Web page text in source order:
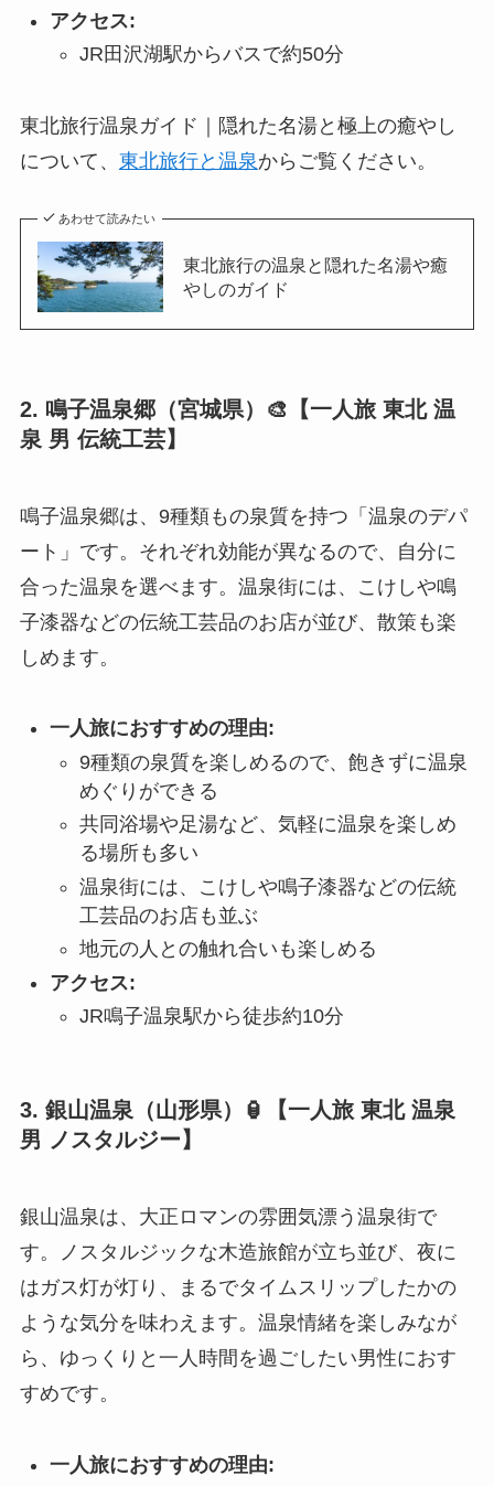
アクセス:
JR田沢湖駅からバスで約50分
東北旅行温泉ガイド｜隠れた名湯と極上の癒やし
について、 東北旅行と温泉からご覧ください。
あわせて読みたい
東北旅行の温泉と隠れた名湯や癒
やしのガイド
2. 鳴子温泉郷（宮城県）🎨【一人旅 東北 温
泉 男 伝統工芸】
鳴子温泉郷は、9種類もの泉質を持つ「温泉のデパ
ート」です。それぞれ効能が異なるので、自分に
合った温泉を選べます。温泉街には、こけしや鳴
子漆器などの伝統工芸品のお店が並び、散策も楽
しめます。
一人旅におすすめの理由:
9種類の泉質を楽しめるので、飽きずに温泉
めぐりができる
共同浴場や足湯など、気軽に温泉を楽しめ
る場所も多い
温泉街には、こけしや鳴子漆器などの伝統
工芸品のお店も並ぶ
地元の人との触れ合いも楽しめる
アクセス:
JR鳴子温泉駅から徒歩約10分
3. 銀山温泉（山形県）🏮【一人旅 東北 温泉
男 ノスタルジー】
銀山温泉は、大正ロマンの雰囲気漂う温泉街で
す。ノスタルジックな木造旅館が立ち並び、夜に
はガス灯が灯り、まるでタイムスリップしたかの
ような気分を味わえます。温泉情緒を楽しみなが
ら、ゆっくりと一人時間を過ごしたい男性におす
すめです。
一人旅におすすめの理由: